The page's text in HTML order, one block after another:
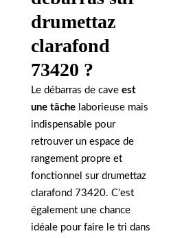
drumettaz
clarafond
73420 ?
Le débarras de cave est
une tâche laborieuse mais
indispensable pour
retrouver un espace de
rangement propre et
fonctionnel sur drumettaz
clarafond 73420. C’est
également une chance
idéale pour faire le tri dans